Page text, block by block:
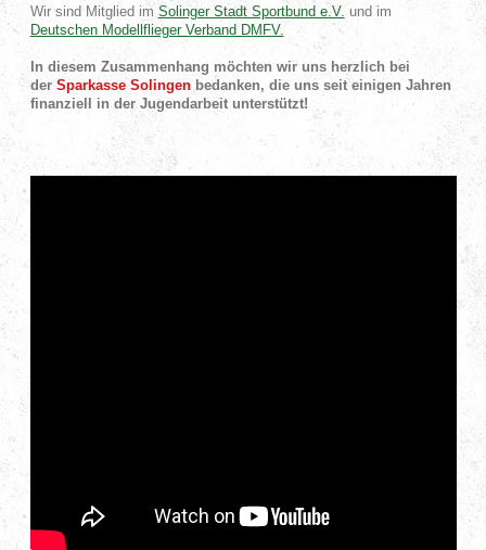
Wir sind Mitglied im Solinger Stadt Sportbund e.V. und im
Deutschen Modellflieger Verband DMFV.
In diesem Zusammenhang möchten wir uns herzlich bei
der Sparkasse Solingenbedanken, die uns seit einigen Jahren
finanziell in der Jugendarbeit unterstützt!